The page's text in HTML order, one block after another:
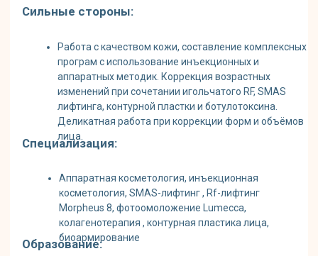
Университет - специальность "Лечебное дело"
2008г
Российский Университет Дружбы Народов -
специальность "Дерматовенерология" 2009г,
РУДН Кафедра эстетической медицины -
специальность "Косметология" 2009г
Повышение квалификации: Российский
Университет Дружбы Народов, кафедра
эстетической медицины - "Контурная пластика в
косметологии", "Применение ботулотоксинов в
световые методики в медицине и косметологии",
"Применение аутологичной плазмы в медицине и
Постоянный участник Российских и
Международных конгрессов по эстетической
медицине и косметологии; действующий член
Российской ассоциации дерматовенерологов и
Образование:
биоармирование